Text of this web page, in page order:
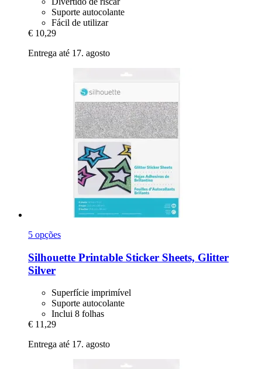
Suporte autocolante
Fácil de utilizar
€ 10,29
Entrega até 17. agosto
5 opções
Silhouette Printable Sticker Sheets, Glitter
Silver
Superfície imprimível
Suporte autocolante
Inclui 8 folhas
€ 11,29
Entrega até 17. agosto